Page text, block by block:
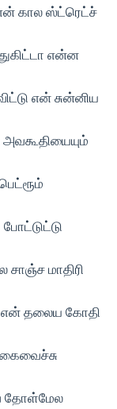
கால ஸ்ட்ரெட்ச்
என்ன
என் சுன்னிய
மாதிரி
தலைய கோதி
தோள்மேல